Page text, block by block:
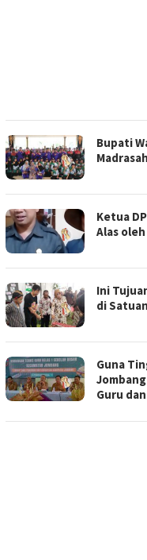
Bupati
Ketua
Alas
Ini
di
Guna
Guru